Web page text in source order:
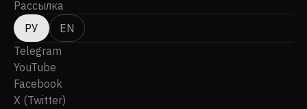
Рассылка
РУ
EN
Telegram
YouTube
Facebook
X (Twitter)